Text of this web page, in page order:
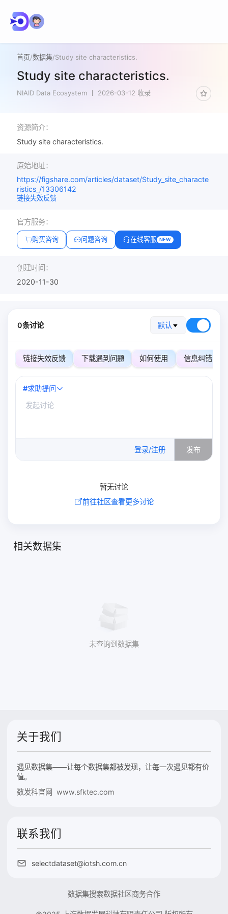
首页/数据集/Study site characteristics.
Study site characteristics.
NIAID Data Ecosystem 2026-03-12 收录
资源简介：
Study site characteristics.
原始地址：
https://figshare.com/articles/dataset/Study_site_characte
ristics_/13306142
链接失效反馈
官方服务：
购买咨询 问题咨询 在线客服 NEW
创建时间：
2020-11-30
0条讨论 默认
链接失效反馈 下载遇到问题 如何使用 信息纠错
#求助提问
登录/注册 发布
暂无讨论
前往社区查看更多讨论
相关数据集
未查询到数据集
关于我们
遇见数据集——让每个数据集都被发现，让每一次遇见都有价
值。
数发科官网 www.sfktec.com
联系我们
selectdataset@iotsh.com.cn
数据集搜索数据社区商务合作